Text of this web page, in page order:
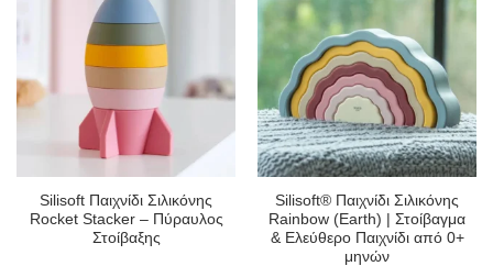
Silisoft Παιχνίδι Σιλικόνης
Rocket Stacker – Πύραυλος
Στοίβαξης
Silisoft® Παιχνίδι Σιλικόνης
Rainbow (Earth) | Στοίβαγμα
& Ελεύθερο Παιχνίδι από 0+
μηνών